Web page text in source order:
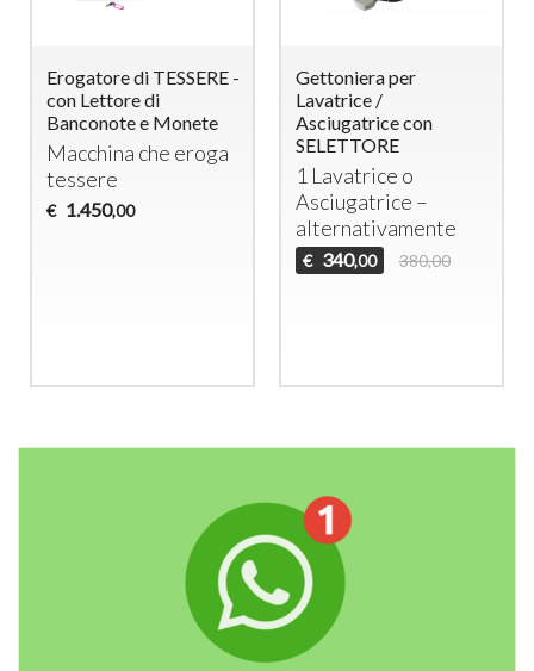
Erogatore di TESSERE -
con Lettore di
Banconote e Monete
Macchina che eroga
tessere
€ 1.450,00
Gettoniera per
Lavatrice /
Asciugatrice con
SELETTORE
1 Lavatrice o
Asciugatrice –
alternativamente
€ 340,00 380,00